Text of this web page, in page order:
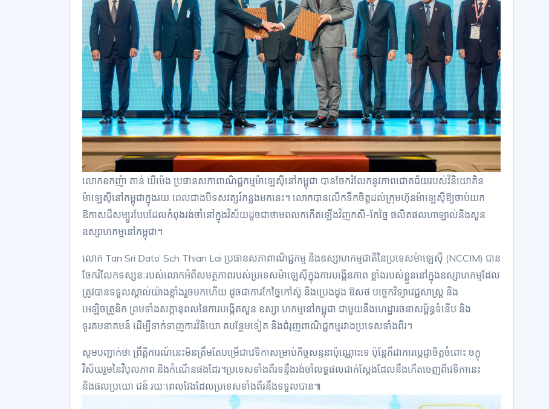
លោកឧកញ៉ា តាន់ យីម៉េង ប្រធានសភាពាណិជ្ជកម្មម៉ាឡេស៊ីនៅកម្ពុជា បានចែករំលែកនូវភាពជោគជ័យរបស់វិនិយោគិន
ម៉ាឡេស៊ីនៅកម្ពុជាក្នុងរយៈពេលជាងបីទសវត្សរ៍កន្លងមកនេះ។ លោកបានលើកទឹកចិត្តដល់ក្រុមហ៊ុនម៉ាឡេស៊ីឱ្យចាប់យក
ឱកាសដ៏សម្បូរបែបដែលកំពុងរង់ចាំនៅក្នុងវិស័យដូចជាថាមពលកកើតឡើងវិញកសិ-កែច្នៃ ផលិតផលហាឡាល់និងសួន
ឧស្សាហកម្មនៅកម្ពុជា។
លោក Tan Sri Dato’ Sch Thian Lai ប្រធានសភាពាណិជ្ជកម្ម និងឧស្សាហកម្មជាតិនៃប្រទេសម៉ាឡេស៊ី (NCCIM) បាន
ចែករំលែកទស្សនៈរបស់លោកអំពីសមត្ថភាពរបស់ប្រទេសម៉ាឡេស៊ីក្នុងការបង្កើនភាព ខ្លាំងរបស់ខ្លួននៅក្នុងឧស្សាហកម្មដែល
ត្រូវបានទទួលស្គាល់យ៉ាងខ្លាំងរួចមកហើយ ដូចជាការកែច្នៃកៅស៊ូ និងប្រេងដូង ឱសថ បច្ចេកវិទ្យាវេជ្ជសាស្ត្រ និង
អេឡិចត្រូនិក ព្រមទាំងសក្កានុពលនៃការបង្កើតសួន ឧស្សា ហកម្មនៅកម្ពុជា ជាមួយនឹងហេដ្ឋារចនាសម្ព័ន្ធទំនើប និង
ទូរគមនាគមន៍ ដើម្បីទាក់ទាញការវិនិយោ គបន្ថែមទៀត និងជំរុញពាណិជ្ជកម្មរវាងប្រទេសទាំងពីរ។
សូមបញ្ជាក់ថា ព្រឹត្តិការណ៍នេះមិនត្រឹមតែបម្រើជាវេទិកាសម្រាប់កិច្ចសន្ទនាប៉ុណ្ណោះទេ ប៉ុន្តែក៏ជាការប្តេជ្ញាចិត្តចំពោះ ចក្ខុ
វិស័យរួមនៃវិបុលភាព និងកំណើនផងដែរ។ប្រទេសទាំងពីរទន្ទឹងរង់ចាំលទ្ធផលជាក់ស្តែងដែលនឹងកើតចេញពីវេទិកានេះ
និងផលប្រយោ ជន៍ រយៈពេលវែងដែលប្រទេសទាំងពីរនឹងទទួលបាន៕